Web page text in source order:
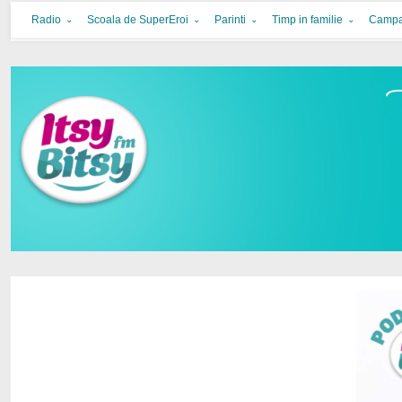
Itsy Bitsy
bucurie in familie
Radio Scoala de SuperEroi Parinti Timp in familie